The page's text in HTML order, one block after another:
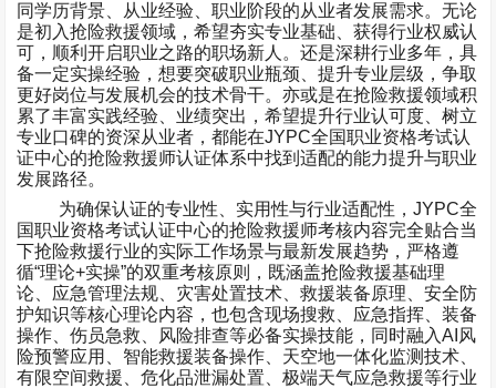
同学历背景、从业经验、职业阶段的从业者发展需求。无论
是初入抢险救援领域，希望夯实专业基础、获得行业权威认
可，顺利开启职业之路的职场新人。还是深耕行业多年，具
备一定实操经验，想要突破职业瓶颈、提升专业层级，争取
更好岗位与发展机会的技术骨干。亦或是在抢险救援领域积
累了丰富实践经验、业绩突出，希望提升行业认可度、树立
专业口碑的资深从业者，都能在JYPC全国职业资格考试认
证中心的抢险救援师认证体系中找到适配的能力提升与职业
发展路径。
为确保认证的专业性、实用性与行业适配性， JYPC全
国职业资格考试认证中心的抢险救援师考核内容完全贴合当
下抢险救援行业的实际工作场景与最新发展趋势，严格遵
循“理论+实操”的双重考核原则，既涵盖抢险救援基础理
论、应急管理法规、灾害处置技术、救援装备原理、安全防
护知识等核心理论内容，也包含现场搜救、应急指挥、装备
操作、伤员急救、风险排查等必备实操技能，同时融入AI 风
险预警应用、智能救援装备操作、天空地一体化监测技术、
有限空间救援、危化品泄漏处置、极端天气应急救援等行业